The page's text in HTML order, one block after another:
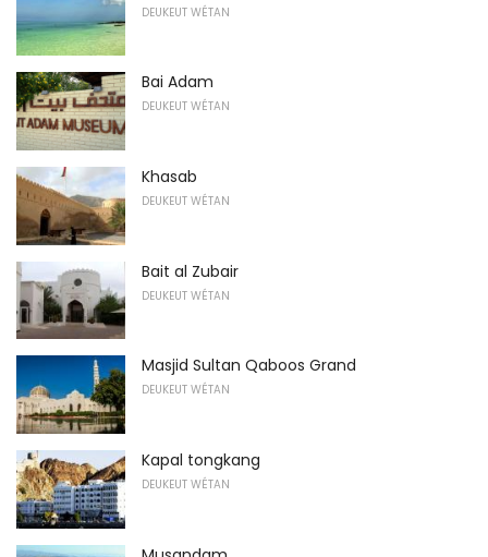
DEUKEUT WÉTAN
Bai Adam
DEUKEUT WÉTAN
Khasab
DEUKEUT WÉTAN
Bait al Zubair
DEUKEUT WÉTAN
Masjid Sultan Qaboos Grand
DEUKEUT WÉTAN
Kapal tongkang
DEUKEUT WÉTAN